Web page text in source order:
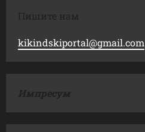
Пишите нам
kikindskiportal@gmail.com
Импресум